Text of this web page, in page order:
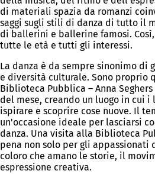
di materiali spazia da romanzi
saggi sugli stili di danza di tutto il
di ballerini e ballerine famosi.
tutte le età e tutti gli interessi.
La danza è da sempre sinonimo di
e diversità culturale. Sono proprio
Biblioteca Pubblica – Anna
del mese, creando un luogo in cui
ispirare e scoprire cose nuove. Il
un'occasione ideale per lasciarsi
danza. Una visita alla Biblioteca
pena non solo per gli appassionati
coloro che amano le storie, il
espressione creativa.